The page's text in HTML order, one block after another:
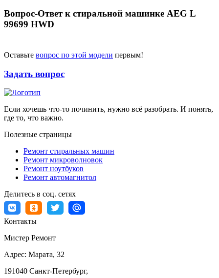
Вопрос-Ответ к стиральной машинке AEG L
99699 HWD
Оставьте вопрос по этой модели первым!
Задать вопрос
Если хочешь что-то починить, нужно всё разобрать. И понять,
где то, что важно.
Полезные страницы
Ремонт стиральных машин
Ремонт микроволновок
Ремонт ноутбуков
Ремонт автомагнитол
Делитесь в соц. сетях
Контакты
Мистер Ремонт
Адрес: Марата, 32
191040 Санкт-Петербург,